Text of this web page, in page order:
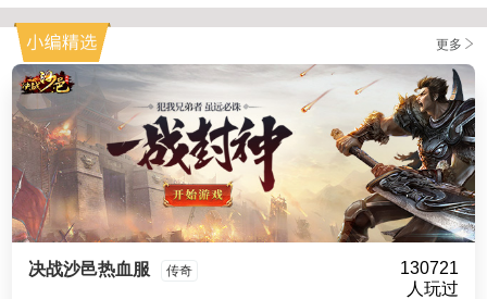
更多
决战沙邑热血服 传奇
130721
人玩过